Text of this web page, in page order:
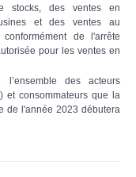
stocks, des ventes en
et des ventes au
de l'arrête
pour les ventes en
des acteurs
et consommateurs que la
de l'année 2023 débutera